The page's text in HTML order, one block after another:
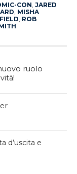
CON JARED
MISHA
ROB
ruolo
d’uscita e